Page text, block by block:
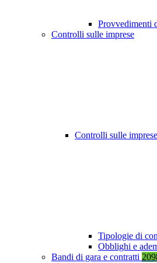
Provvedimenti
Controlli sulle imprese
Controlli sulle imprese
Tipologie di
Obblighi e
Bandi di gara e contratti